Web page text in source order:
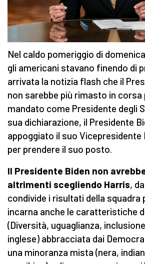
Nel caldo pomeriggio di
gli americani stavano finendo di
arrivata la notizia flash che il
non sarebbe più rimasto in corsa
mandato come Presidente degli
sua dichiarazione, il Presidente
appoggiato il suo Vicepresidente
per prendere il suo posto.
Il Presidente Biden non
altrimenti scegliendo Harris,
condivide i risultati della squadra
incarna anche le caratteristiche
(Diversità, uguaglianza,
inglese) abbracciata dai
una minoranza mista (nera,